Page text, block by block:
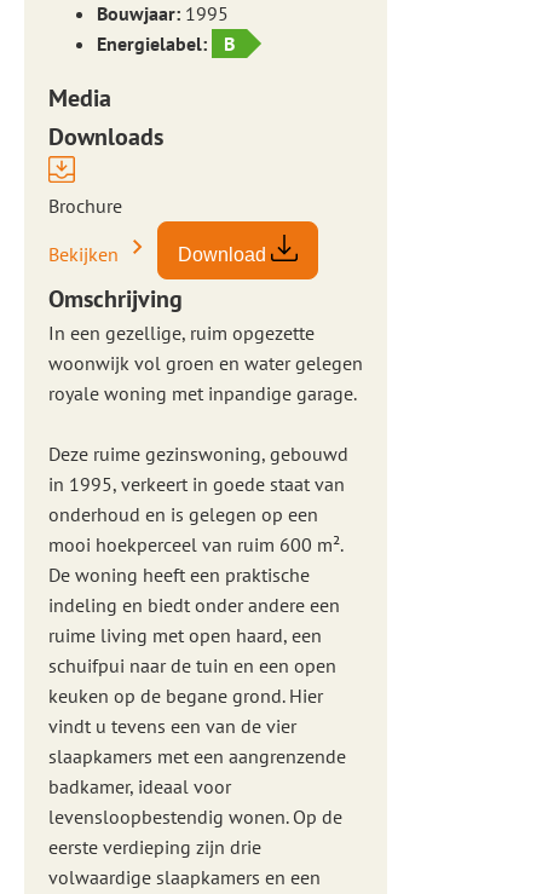
Bouwjaar: 1995
Energielabel:
B
Media
Downloads
Brochure
Bekijken
Download
Omschrijving
In een gezellige, ruim opgezette
woonwijk vol groen en water gelegen
royale woning met inpandige garage.
Deze ruime gezinswoning, gebouwd
in 1995, verkeert in goede staat van
onderhoud en is gelegen op een
mooi hoekperceel van ruim 600 m².
De woning heeft een praktische
indeling en biedt onder andere een
ruime living met open haard, een
schuifpui naar de tuin en een open
keuken op de begane grond. Hier
vindt u tevens een van de vier
slaapkamers met een aangrenzende
badkamer, ideaal voor
levensloopbestendig wonen. Op de
eerste verdieping zijn drie
volwaardige slaapkamers en een